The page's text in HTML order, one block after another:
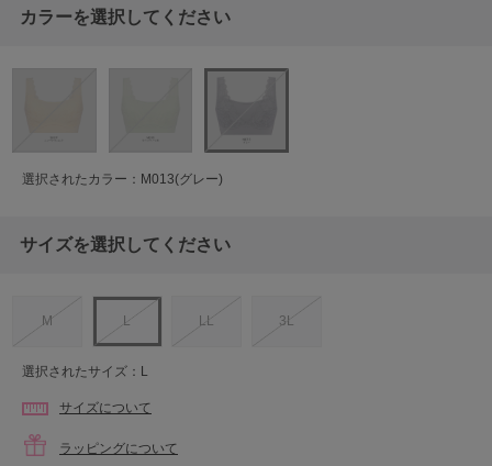
カラーを選択してください
選択されたカラー：M013(グレー)
サイズを選択してください
M L LL 3L
選択されたサイズ：L
サイズについて
ラッピングについて